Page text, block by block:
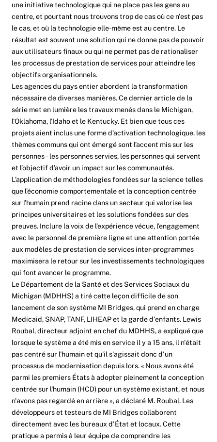
une initiative technologique qui ne place pas les gens au
centre, et pourtant nous trouvons trop de cas où ce n'est pas
le cas, et où la technologie elle-même est au centre. Le
résultat est souvent une solution qui ne donne pas de pouvoir
aux utilisateurs finaux ou qui ne permet pas de rationaliser
les processus de prestation de services pour atteindre les
objectifs organisationnels.
Les agences du pays entier abordent la transformation
nécessaire de diverses manières. Ce dernier article de la
série met en lumière les travaux menés dans le Michigan,
l’Oklahoma, l’Idaho et le Kentucky. Et bien que tous ces
projets aient inclus une forme d’activation technologique, les
thèmes communs qui ont émergé sont l’accent mis sur les
personnes – les personnes servies, les personnes qui servent
et l’objectif d’avoir un impact sur les communautés.
L’application de méthodologies fondées sur la science telles
que l’économie comportementale et la conception centrée
sur l’humain prend racine dans un secteur qui valorise les
principes universitaires et les solutions fondées sur des
preuves. Inclure la voix de l’expérience vécue, l’engagement
avec le personnel de première ligne et une attention portée
aux modèles de prestation de services inter-programmes
maximisera le retour sur les investissements technologiques
qui font avancer le programme.
Le Département de la Santé et des Services Sociaux du
Michigan (MDHHS) a tiré cette leçon difficile de son
lancement de son système MI Bridges, qui prend en charge
Medicaid, SNAP, TANF, LIHEAP et la garde d'enfants. Lewis
Roubal, directeur adjoint en chef du MDHHS, a expliqué que
lorsque le système a été mis en service il y a 15 ans, il n'était
pas centré sur l'humain et qu'il s'agissait donc d'un
processus de modernisation depuis lors. « Nous avons été
parmi les premiers États à adopter pleinement la conception
centrée sur l'humain (HCD) pour un système existant, et nous
n'avons pas regardé en arrière », a déclaré M. Roubal. Les
développeurs et testeurs de MI Bridges collaborent
directement avec les bureaux d'État et locaux. Cette
pratique a permis à leur équipe de comprendre les